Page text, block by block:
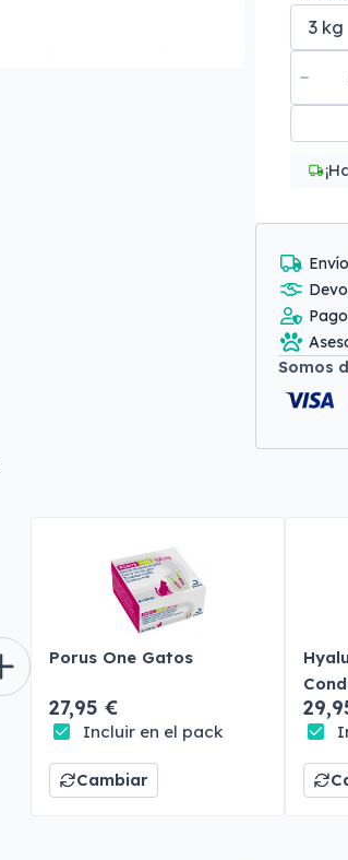
Somos
Porus One Gatos
27,95 €
Incluir en el pack
Cambiar